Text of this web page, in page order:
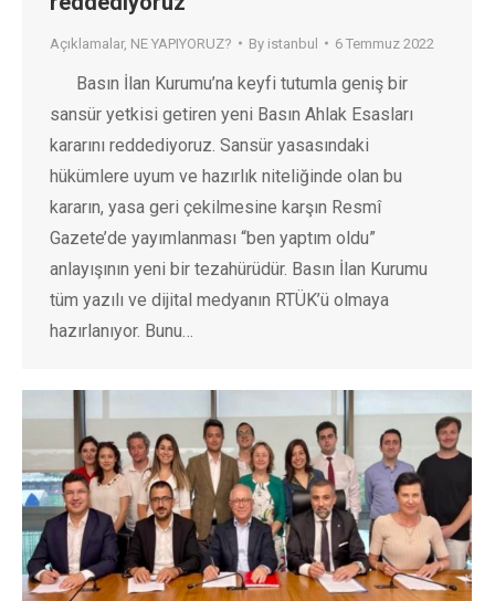
Açıklamalar, NE YAPIYORUZ? By istanbul 6 Temmuz 2022
Basın İlan Kurumu’na keyfi tutumla geniş bir
sansür yetkisi getiren yeni Basın Ahlak Esasları
kararını reddediyoruz. Sansür yasasındaki
hükümlere uyum ve hazırlık niteliğinde olan bu
kararın, yasa geri çekilmesine karşın Resmî
Gazete’de yayımlanması “ben yaptım oldu”
anlayışının yeni bir tezahürüdür. Basın İlan Kurumu
tüm yazılı ve dijital medyanın RTÜK’ü olmaya
hazırlanıyor. Bunu…